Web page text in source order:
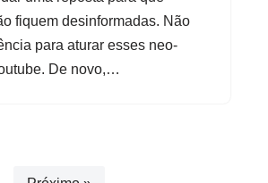
fiquem desinformadas. Não
para aturar esses neo-
De novo,…